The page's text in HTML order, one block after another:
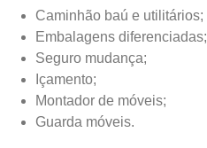
Caminhão baú e utilitários;
Embalagens diferenciadas;
Seguro mudança;
Içamento;
Montador de móveis;
Guarda móveis.